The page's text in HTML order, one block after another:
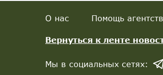
О нас Помощь
Вернуться к ленте
Мы в социальных сетях: